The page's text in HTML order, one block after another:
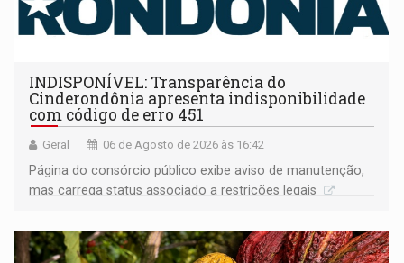
INDISPONÍVEL: Transparência do
Cinderondônia apresenta indisponibilidade
com código de erro 451
Geral 06 de Agosto de 2026 às 16:42
Página do consórcio público exibe aviso de manutenção,
mas carrega status associado a restrições legais